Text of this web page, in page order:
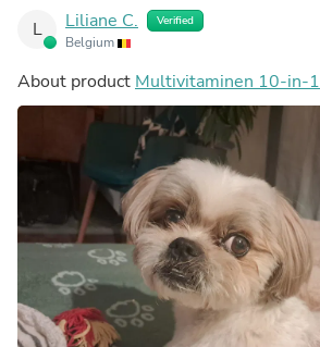
L Liliane C. Verified
Belgium
About product Multivitaminen 10-in-1